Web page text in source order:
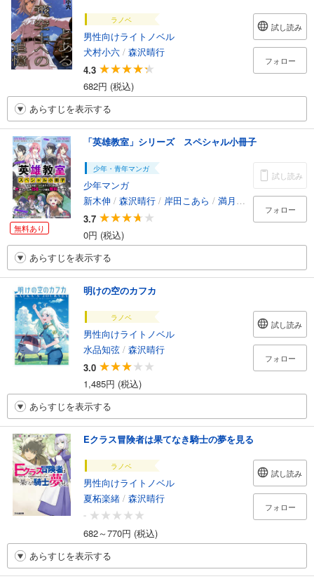
ラノベ
男性向けライトノベル
犬村小六 / 森沢晴行
4.3
682円 (税込)
試し読み
フォロー
あらすじを表示する
無料あり
「英雄教室」シリーズ スペシャル小冊子
少年・青年マンガ
少年マンガ
新木伸 / 森沢晴行 / 岸田こあら / 満月シオン
3.7
0円 (税込)
試し読み
フォロー
あらすじを表示する
明けの空のカフカ
ラノベ
男性向けライトノベル
水品知弦 / 森沢晴行
3.0
1,485円 (税込)
試し読み
フォロー
あらすじを表示する
Eクラス冒険者は果てなき騎士の夢を見る
ラノベ
男性向けライトノベル
夏柘楽緒 / 森沢晴行
-
682～770円 (税込)
試し読み
フォロー
あらすじを表示する